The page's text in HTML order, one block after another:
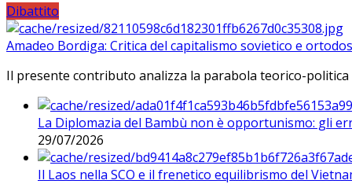
Dibattito
Amadeo Bordiga: Critica del capitalismo sovietico e
Il presente contributo analizza la parabola teorico-
La Diplomazia del Bambù non è opportunismo: gli
29/07/2026
Il Laos nella SCO e il frenetico equilibrismo del